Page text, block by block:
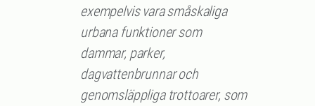
exempelvis vara småskaliga
urbana funktioner som
dammar, parker,
dagvattenbrunnar och
genomsläppliga trottoarer, som